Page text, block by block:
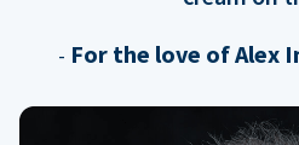
- For the love of Alex